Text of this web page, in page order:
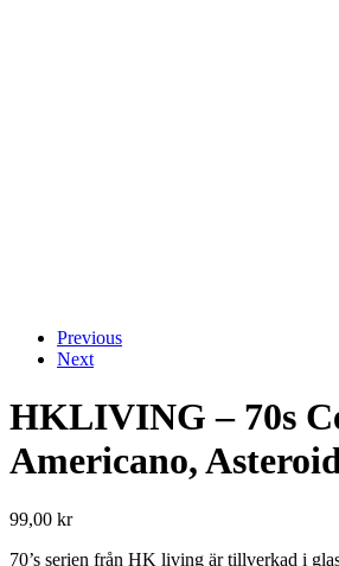
Previous
Next
HKLIVING – 70s
Americano,
99,00 kr
70’s serien från HK living är tillverkad i